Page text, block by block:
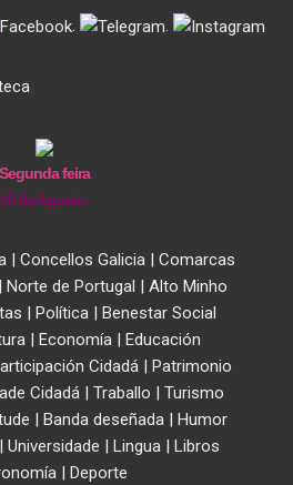
. .
Segunda feira
10 de Agosto
| Concellos Galicia| Comarcas
| Norte de Portugal | Alto Minho
| Política| Benestar Social
| Economía | Educación
Cidadá| Patrimonio
Cidadá | Traballo | Turismo
| Banda deseñada | Humor
Universidade | Lingua| Libros
| Deporte